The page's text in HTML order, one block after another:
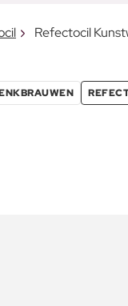
Refectocil